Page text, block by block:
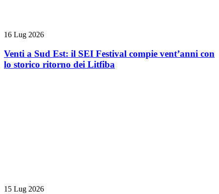
16 Lug 2026
Venti a Sud Est: il SEI Festival compie vent’anni con
lo storico ritorno dei Litfiba
15 Lug 2026